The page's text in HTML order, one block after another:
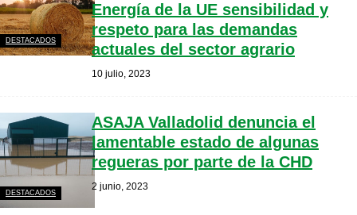
DESTACADOS
Energía de la UE sensibilidad y
respeto para las demandas
actuales del sector agrario
10 julio, 2023
DESTACADOS
ASAJA Valladolid denuncia el
lamentable estado de algunas
regueras por parte de la CHD
2 junio, 2023